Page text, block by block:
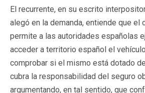
El recurrente, en su escrito
alegó en la demanda, entiende que el
permite a las autoridades españolas
acceder a territorio español el
comprobar si el mismo está dotado
cubra la responsabilidad del seguro
argumentando, en tal sentido, que